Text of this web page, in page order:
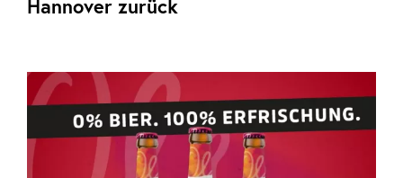
Hannover zurück